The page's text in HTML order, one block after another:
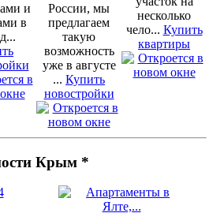
и
в
России, мы
предлагаем
такую
возможность
уже в августе
... Купить
новостройки
несколько
чело... Купить
квартиры
Крым *